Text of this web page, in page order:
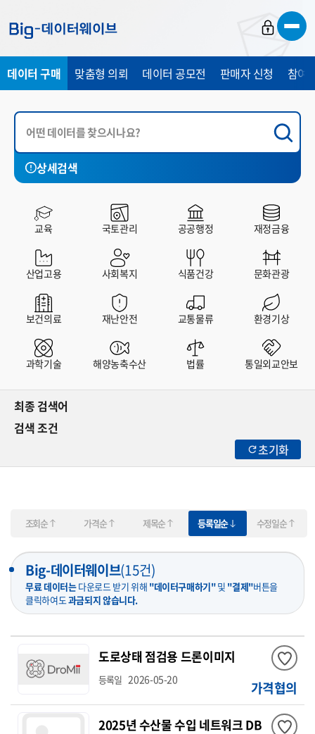
가
가
가
데이터 구매 맞춤형 의뢰 데이터 공모전 판매자 신청 참여
상세검색
국토관리 공공행정 사회복지
전체 유료 무료
교육 국토관리 공공행정 재정금융
산업고용 사회복지 식품건강 문화관광
보건의료 재난안전 교통물류 환경기상
과학기술 해양농축수산 법률 통일외교안보
최종 검색어
검색 조건
초기화
조회순 가격순 제목순 등록일순 수정일순
Big-데이터웨이브(15건)
무료 데이터는다운로드 받기 위해 "데이터구매하기"및 "결제"버튼을
클릭하여도과금되지 않습니다.
도로상태 점검용 드론이미지
등록일 2026-05-20 가격협의
2025년 수산물 수입 네트워크 DB